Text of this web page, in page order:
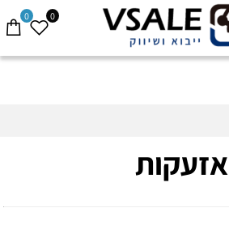
0 0
אזעקות